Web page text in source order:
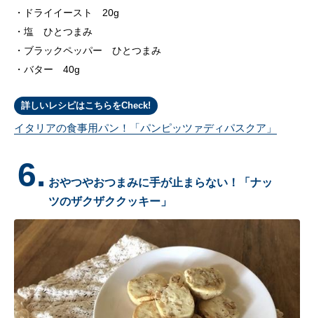
ドライイースト 20g
塩 ひとつまみ
ブラックペッパー ひとつまみ
バター 40g
詳しいレシピはこちらをCheck!
イタリアの食事用パン！「パンピッツァディパスクア」
6. おやつやおつまみに手が止まらない！「ナッ
ツのザクザククッキー」